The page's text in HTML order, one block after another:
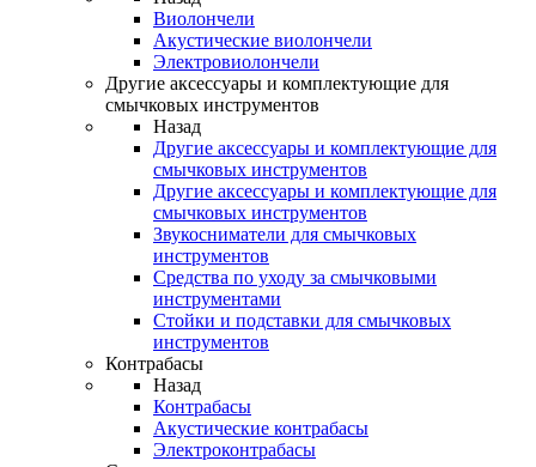
Виолончели
Акустические виолончели
Электровиолончели
Другие аксессуары и комплектующие для
смычковых инструментов
Назад
Другие аксессуары и комплектующие для
смычковых инструментов
Другие аксессуары и комплектующие для
смычковых инструментов
Звукосниматели для смычковых
инструментов
Средства по уходу за смычковыми
инструментами
Стойки и подставки для смычковых
инструментов
Контрабасы
Назад
Контрабасы
Акустические контрабасы
Электроконтрабасы